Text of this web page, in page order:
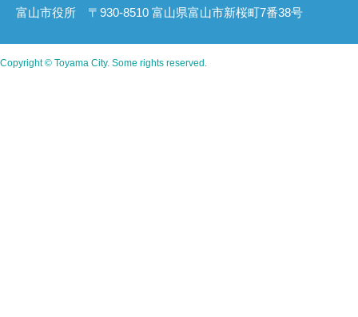
富山市役所 〒930-8510 富山県富山市新桜町7番38号
Copyright © Toyama City. Some rights reserved.